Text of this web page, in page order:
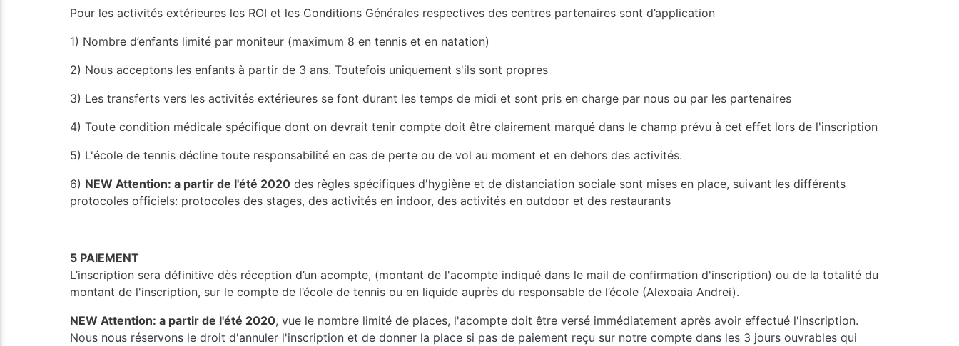
Pour les activités extérieures les ROI et les Conditions Générales respectives des centres partenaires sont d’application
1) Nombre d’enfants limité par moniteur (maximum 8 en tennis et en natation)
2) Nous acceptons les enfants à partir de 3 ans. Toutefois uniquement s'ils sont propres
3) Les transferts vers les activités extérieures se font durant les temps de midi et sont pris en charge par nous ou par les partenaires
4) Toute condition médicale spécifique dont on devrait tenir compte doit être clairement marqué dans le champ prévu à cet effet lors de l'inscription
5) L'école de tennis décline toute responsabilité en cas de perte ou de vol au moment et en dehors des activités.
6) NEW Attention: a partir de l'été 2020 des règles spécifiques d'hygiène et de distanciation sociale sont mises en place, suivant les différents
protocoles officiels: protocoles des stages, des activités en indoor, des activités en outdoor et des restaurants
5 PAIEMENT
L’inscription sera définitive dès réception d’un acompte, (montant de l'acompte indiqué dans le mail de confirmation d'inscription) ou de la totalité du
montant de l'inscription, sur le compte de l’école de tennis ou en liquide auprès du responsable de l’école (Alexoaia Andrei).
NEW Attention: a partir de l'été 2020, vue le nombre limité de places, l'acompte doit être versé immédiatement après avoir effectué l'inscription.
Nous nous réservons le droit d'annuler l'inscription et de donner la place si pas de paiement reçu sur notre compte dans les 3 jours ouvrables qui